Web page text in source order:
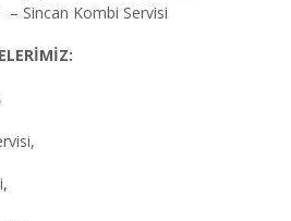
– Sincan Kombi Servisi